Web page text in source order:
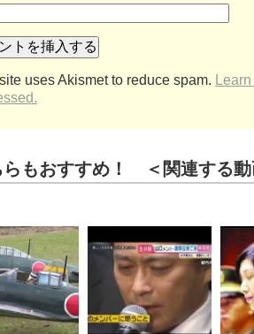
uses Akismet to reduce spam.
もおすすめ！ ＜関連する動